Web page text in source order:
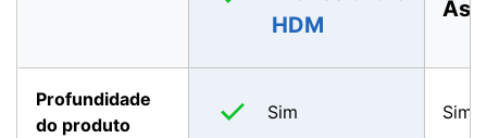
HDM
Profundidade
do produto
Sim Sim